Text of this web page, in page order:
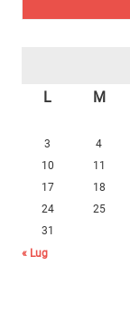
L M
3
4
10
11
17
18
24
25
31
« Lug